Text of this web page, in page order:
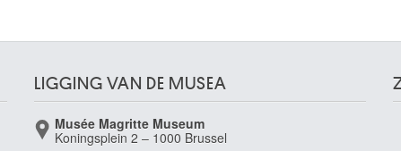
LIGGING VAN DE MUSEA
Musée Magritte Museum
Koningsplein 2 – 1000 Brussel